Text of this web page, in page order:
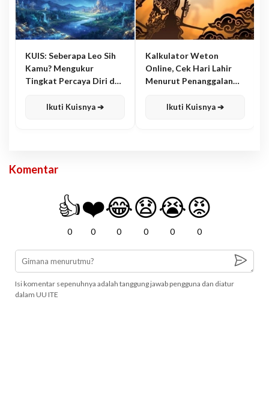
KUIS: Seberapa Leo Sih
Kamu? Mengukur
Tingkat Percaya Diri dan
Ikuti Kuisnya ➔
Kalkulator Weton
Online, Cek Hari Lahir
Menurut Penanggalan
Ikuti Kuisnya ➔
Komentar
👍
0
❤️
0
😂
0
😧
0
😭
0
😡
0
Isi komentar sepenuhnya adalah tanggung jawab pengguna dan diatur
dalam UU ITE